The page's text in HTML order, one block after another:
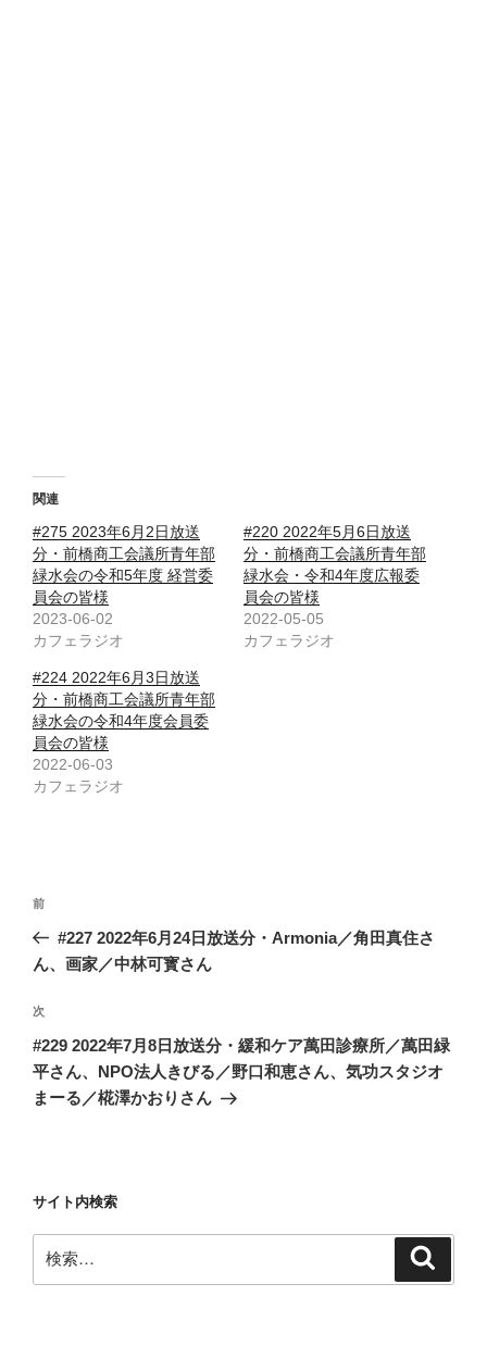
関連
#275 2023年6月2日放送
分・前橋商工会議所青年部
緑水会の令和5年度 経営委
員会の皆様
2023-06-02
カフェラジオ
#220 2022年5月6日放送
分・前橋商工会議所青年部
緑水会・令和4年度広報委
員会の皆様
2022-05-05
カフェラジオ
#224 2022年6月3日放送
分・前橋商工会議所青年部
緑水会の令和4年度会員委
員会の皆様
2022-06-03
カフェラジオ
投
ナ
ゲ
ー
シ
ョ
前
の
投
前
#227 2022年6月24日放送分・Armonia／角田真住さ
ん、画家／中林可寳さん
次
の
投
稿
次
#229 2022年7月8日放送分・緩和ケア萬田診療所／萬田緑
平さん、NPO法人きびる／野口和恵さん、気功スタジオ
まーる／椛澤かおりさん
サイト内検索
索: